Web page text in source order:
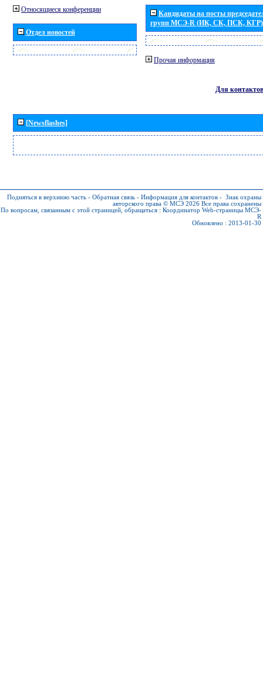
Относящиеся конференции
Отдел новостей
Кандидаты на посты
групп МСЭ-R (ИК, СК, ПСК, КГР)
Прочая информация
Для контактов
[Newsflashes]
Подняться в верхнюю часть - Обратная связь - Информация для контактов - Знак охраны
авторского права © МСЭ 2026 Все права сохранены
По вопросам, связанным с этой страницей, обращаться : Координатор Web-страницы МСЭ-
R
Обновлено : 2013-01-30